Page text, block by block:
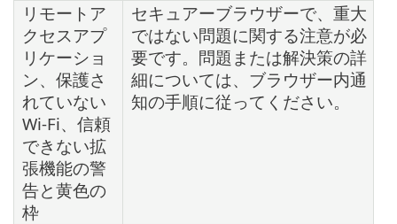
リモートア
クセスアプ
リケーショ
ン、保護さ
れていない
Wi-Fi、信頼
できない拡
張機能の警
告と黄色の
枠
セキュアーブラウザーで、重大
ではない問題に関する注意が必
要です。問題または解決策の詳
細については、ブラウザー内通
知の手順に従ってください。